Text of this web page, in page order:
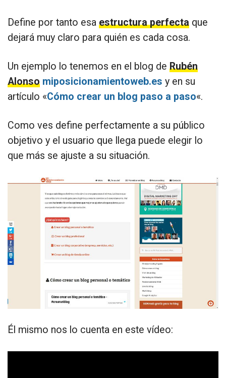
Define por tanto esa estructura perfecta que
dejará muy claro para quién es cada cosa.
Un ejemplo lo tenemos en el blog de Rubén
Alonso miposicionamientoweb.es y en su
artículo «Cómo crear un blog paso a paso«.
Como ves define perfectamente a su público
objetivo y el usuario que llega puede elegir lo
que más se ajuste a su situación.
Él mismo nos lo cuenta en este vídeo: